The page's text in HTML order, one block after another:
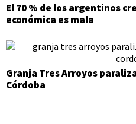
El 70 % de los argentinos
económica es mala
Granja Tres Arroyos
Córdoba